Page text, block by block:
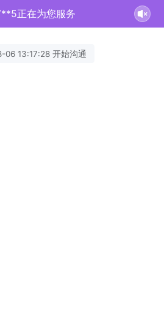
正在为您服务
06 13:17:28 开始沟通